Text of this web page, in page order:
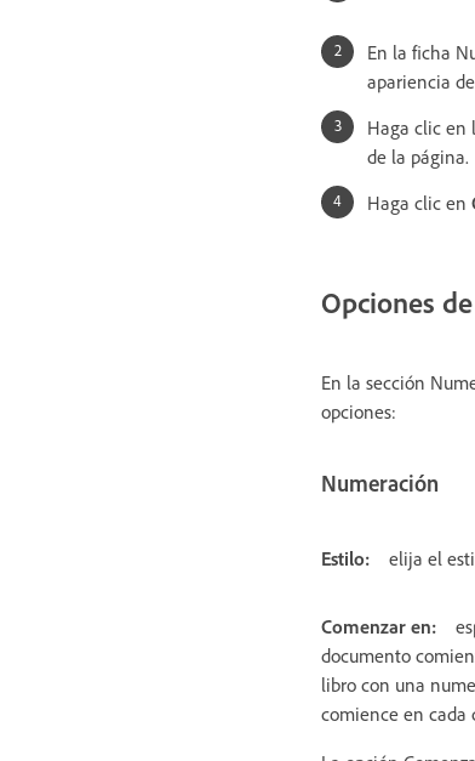
En la ficha
apariencia
Haga clic en
de la página.
Haga clic en
Opciones
En la sección
opciones:
Numeración
Estilo: elija el
Comenzar en:
documento
libro con una
comience en